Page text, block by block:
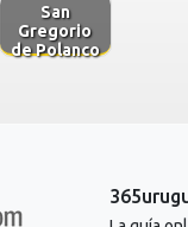
San
Gregorio
de Polanco